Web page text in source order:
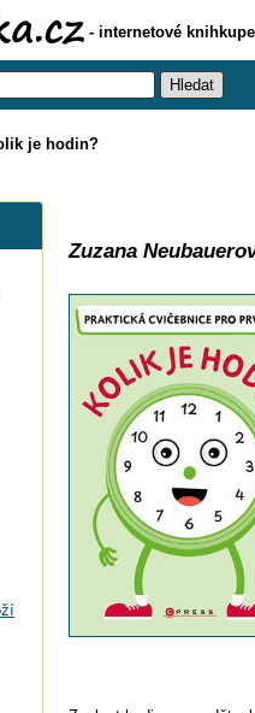
- internetové
je hodin?
Zuzana